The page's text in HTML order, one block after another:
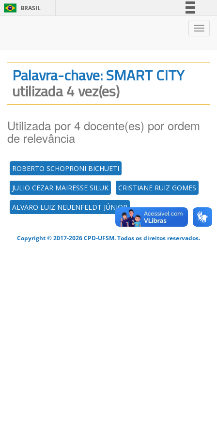
BRASIL
Legislação
Palavra-chave: SMART CITY
utilizada 4 vez(es)
Utilizada por 4 docente(es) por ordem
de relevância
ROBERTO SCHOPRONI BICHUETI
JULIO CEZAR MAIRESSE SILUK CRISTIANE RUIZ GOMES
ALVARO LUIZ NEUENFELDT JÚNIOR
Copyright © 2017-2026 CPD-UFSM. Todos os direitos reservados.